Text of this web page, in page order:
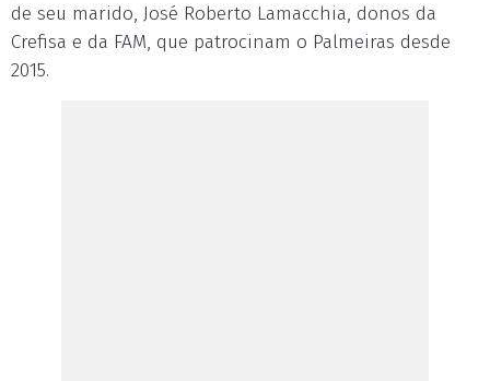
de seu marido, José Roberto Lamacchia, donos da
Crefisa e da FAM, que patrocinam o Palmeiras desde
2015.